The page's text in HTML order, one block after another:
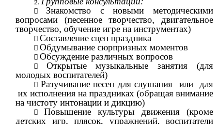
Знакомство с новыми методическими
вопросами (песенное творчество, двигательное
творчество, обучение игре на инструментах)
Составление сцен праздника
Обдумывание сюрпризных моментов
Обсуждение различных вопросов
Открытые музыкальные занятия (для
молодых воспитателей)
Разучивание песен для слушания или для
их исполнения на праздниках (обращая внимание
на чистоту интонации и дикцию)
Повышение культуры движения (кроме
детских игр, плясок, упражнений, воспитатели